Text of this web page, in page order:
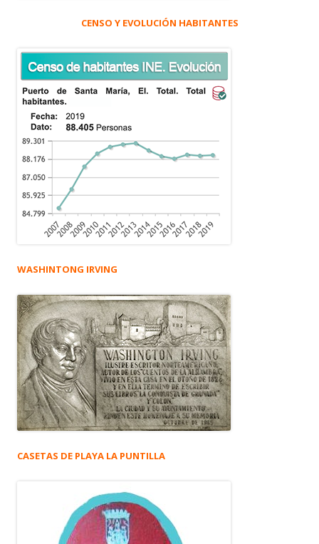
CENSO Y EVOLUCIÓN HABITANTES
WASHINTONG IRVING
CASETAS DE PLAYA LA PUNTILLA